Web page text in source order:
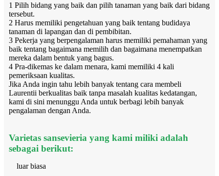
1 Pilih bidang yang baik dan pilih tanaman yang baik dari bidang
tersebut.
2 Harus memiliki pengetahuan yang baik tentang budidaya
tanaman di lapangan dan di pembibitan.
3 Pekerja yang berpengalaman harus memiliki pemahaman yang
baik tentang bagaimana memilih dan bagaimana menempatkan
mereka dalam bentuk yang bagus.
4 Pra-dikemas ke dalam menara, kami memiliki 4 kali
pemeriksaan kualitas.
Jika Anda ingin tahu lebih banyak tentang cara membeli
Laurentii berkualitas baik tanpa masalah kualitas kedatangan,
kami di sini menunggu Anda untuk berbagi lebih banyak
pengalaman dengan Anda.
Varietas sansevieria yang kami miliki adalah
sebagai berikut:
luar biasa